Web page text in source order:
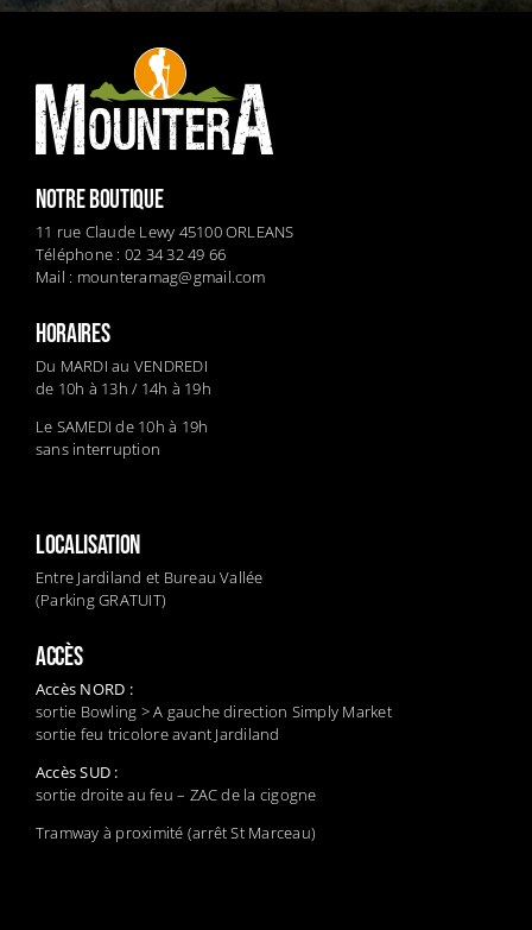
NOTRE BOUTIQUE
11 rue Claude Lewy 45100 ORLEANS
Téléphone : 02 34 32 49 66
Mail : mounteramag@gmail.com
HORAIRES
Du MARDI au VENDREDI
de 10h à 13h / 14h à 19h
Le SAMEDI de 10h à 19h
sans interruption
LOCALISATION
Entre Jardiland et Bureau Vallée
(Parking GRATUIT)
ACCÈS
Accès NORD :
sortie Bowling > A gauche direction Simply Market
sortie feu tricolore avant Jardiland
Accès SUD :
sortie droite au feu – ZAC de la cigogne
Tramway à proximité (arrêt St Marceau)